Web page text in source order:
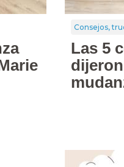
Consejos,
Las 5